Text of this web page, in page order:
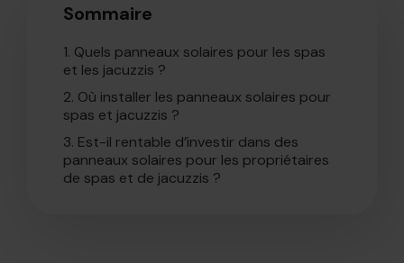
Sommaire
1. Quels panneaux solaires pour les spas
et les jacuzzis ?
2. Où installer les panneaux solaires pour
spas et jacuzzis ?
3. Est-il rentable d’investir dans des
panneaux solaires pour les propriétaires
de spas et de jacuzzis ?